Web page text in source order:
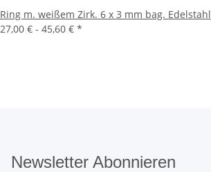
Ring m. weißem Zirk. 6 x 3 mm bag. Edelstahl
27,00 € - 45,60 € *
Newsletter Abonnieren